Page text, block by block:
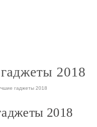
2018
гаджеты 2018
2018